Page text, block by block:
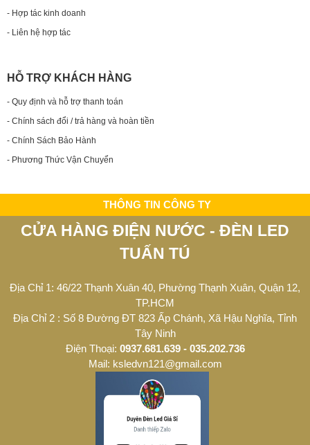
- Hợp tác kinh doanh
- Liên hệ hợp tác
HỖ TRỢ KHÁCH HÀNG
- Quy định và hỗ trợ thanh toán
- Chính sách đổi / trả hàng và hoàn tiền
- Chính Sách Bảo Hành
- Phương Thức Vận Chuyển
THÔNG TIN CÔNG TY
CỬA HÀNG ĐIỆN NƯỚC - ĐÈN LED
TUẤN TÚ
Địa Chỉ 1: 46/22 Thạnh Xuân 40, Phường Thạnh Xuân, Quận 12,
TP.HCM
Địa Chỉ 2 : Số 8 Đường ĐT 823 Ấp Chánh, Xã Hậu Nghĩa, Tỉnh
Tây Ninh
Điện Thoại: 0937.681.639 - 035.202.736
Mail: ksledvn121@gmail.com